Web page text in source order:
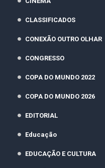
CLASSIFICADOS
CONEXÃO OUTRO OLHAR
CONGRESSO
COPA DO MUNDO 2022
COPA DO MUNDO 2026
EDITORIAL
Educação
EDUCAÇÃO E CULTURA